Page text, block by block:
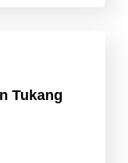
Tukang